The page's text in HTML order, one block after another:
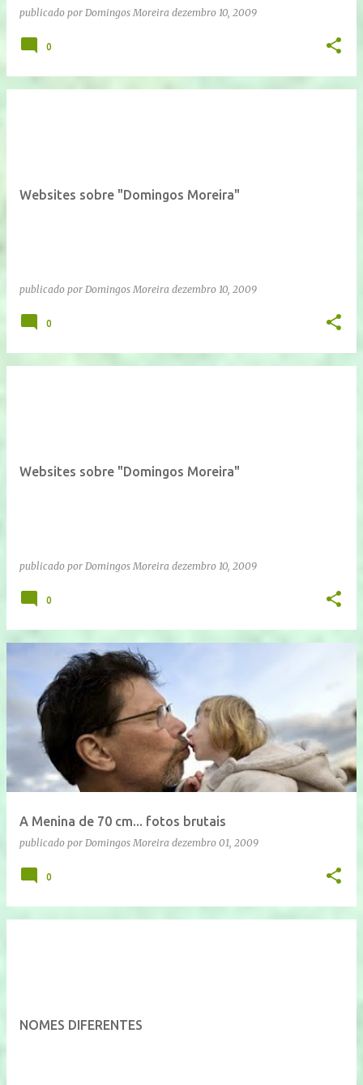
publicado por Domingos Moreira dezembro 10, 2009
0
Websites sobre "Domingos Moreira"
publicado por Domingos Moreira dezembro 10, 2009
0
Websites sobre "Domingos Moreira"
publicado por Domingos Moreira dezembro 10, 2009
0
A Menina de 70 cm... fotos brutais
publicado por Domingos Moreira dezembro 01, 2009
0
NOMES DIFERENTES